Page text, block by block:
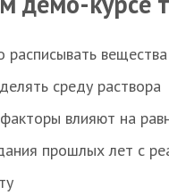
среду раствора
влияют на
прошлых лет с